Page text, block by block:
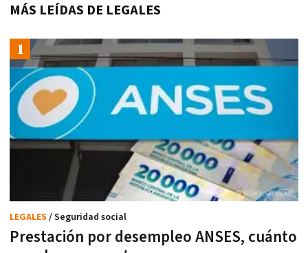
MÁS LEÍDAS DE LEGALES
Prestación por desempleo ANSES, cuánto
LEGALES / Seguridad social